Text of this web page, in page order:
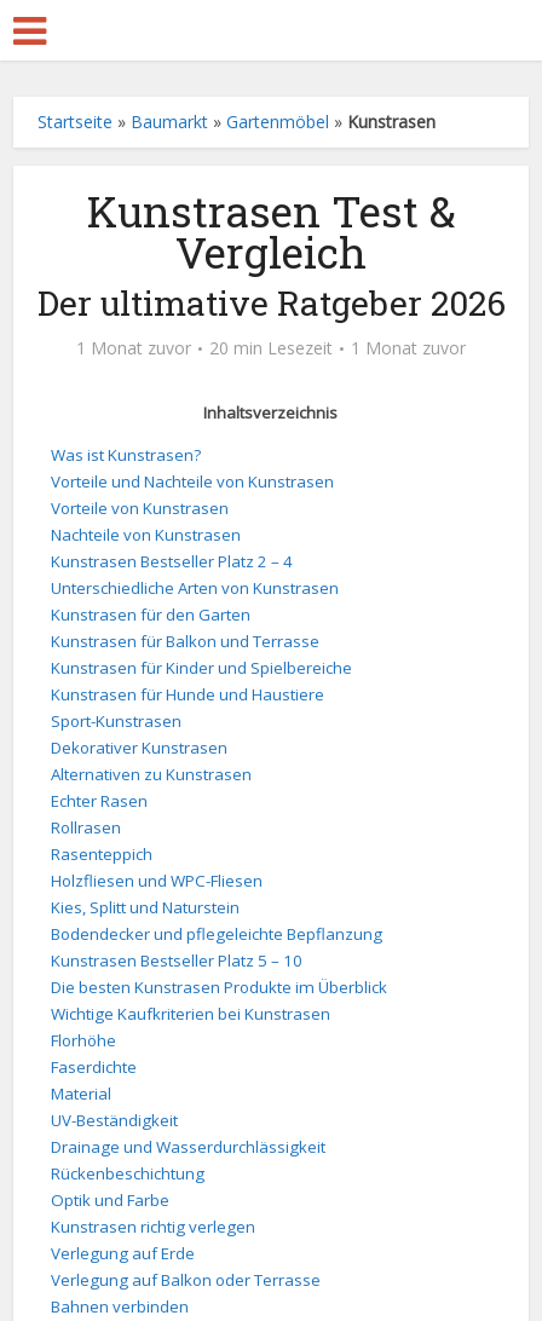
Startseite » Baumarkt »Gartenmöbel » Kunstrasen
Kunstrasen Test &
Vergleich
Der ultimative Ratgeber 2026
1 Monat zuvor 20 min Lesezeit 1 Monat zuvor
Inhaltsverzeichnis
Was ist Kunstrasen?
Vorteile und Nachteile von Kunstrasen
Vorteile von Kunstrasen
Nachteile von Kunstrasen
Kunstrasen Bestseller Platz 2 – 4
Unterschiedliche Arten von Kunstrasen
Kunstrasen für den Garten
Kunstrasen für Balkon und Terrasse
Kunstrasen für Kinder und Spielbereiche
Kunstrasen für Hunde und Haustiere
Sport-Kunstrasen
Dekorativer Kunstrasen
Alternativen zu Kunstrasen
Echter Rasen
Rollrasen
Rasenteppich
Holzfliesen und WPC-Fliesen
Kies, Splitt und Naturstein
Bodendecker und pflegeleichte Bepflanzung
Kunstrasen Bestseller Platz 5 – 10
Die besten Kunstrasen Produkte im Überblick
Wichtige Kaufkriterien bei Kunstrasen
Florhöhe
Faserdichte
Material
UV-Beständigkeit
Drainage und Wasserdurchlässigkeit
Rückenbeschichtung
Optik und Farbe
Kunstrasen richtig verlegen
Verlegung auf Erde
Verlegung auf Balkon oder Terrasse
Bahnen verbinden